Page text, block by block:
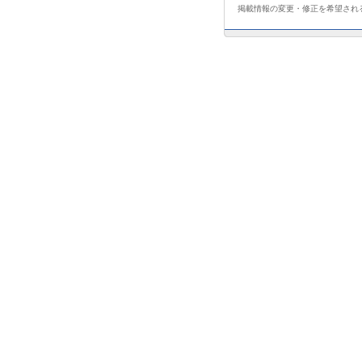
掲載情報の変更・修正を希望され